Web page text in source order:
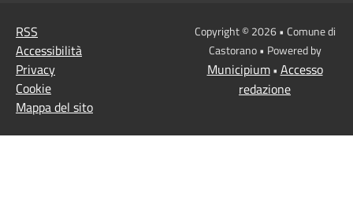
RSS
Accessibilità
Privacy
Cookie
Mappa del sito
Copyright © 2026 • Comune di
Castorano • Powered by
Municipium• Accesso
redazione